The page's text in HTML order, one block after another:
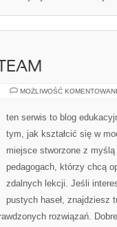
MOŻLIWOŚĆ
ten serwis to blog
tym, jak kształcić się w
miejsce stworzone z
pedagogach, którzy chcą
zdalnych lekcji. Jeśli
pustych haseł, znajdziesz
rozwiązań.